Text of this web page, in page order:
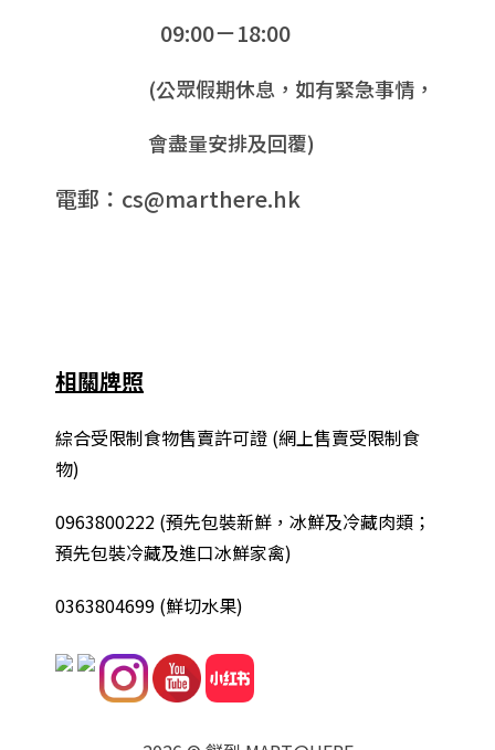
09:00－18:00
(公眾假期休息，如有緊急事情，
會盡量安排及回覆)
電郵：cs@marthere.hk
相關牌照
綜合受限制食物售賣許可證 (網上售賣受限制食
物)
0963800222 (預先包裝新鮮，冰鮮及冷藏肉類；
預先包裝冷藏及進口冰鮮家禽)
0363804699 (鮮切水果)